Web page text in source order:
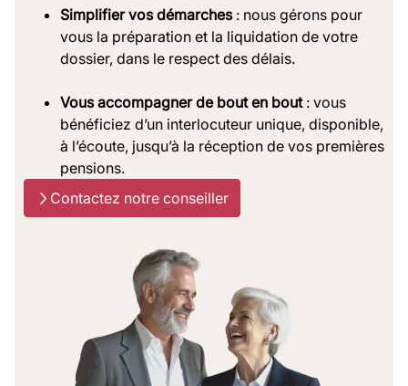
Simplifier vos démarches: nous gérons pour
vous la préparation et la liquidation de votre
dossier, dans le respect des délais.
Vous accompagner de bout en bout: vous
bénéficiez d’un interlocuteur unique, disponible,
à l’écoute, jusqu’à la réception de vos premières
pensions.
Contactez notre conseiller